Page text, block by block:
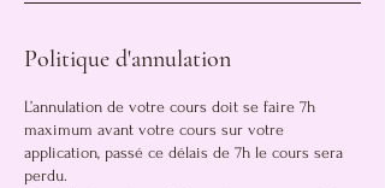
Politique d'annulation
L’annulation de votre cours doit se faire 7h
maximum avant votre cours sur votre
application, passé ce délais de 7h le cours sera
perdu.